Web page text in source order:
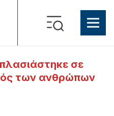
σε
των ανθρώπων